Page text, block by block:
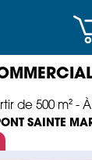
CENTRES
IMMEUBLES DE
PROPERTY
de 500 m² - À
SAINTE